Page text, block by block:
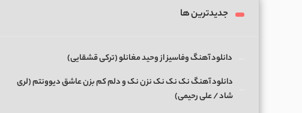
جدیدترین ها
دانلود آهنگ وفاسیز از وحید مغانلو (ترکی قشقایی)
دانلود آهنگ نک نک نک نزن نک و دلم کم بزن عاشق دیوونتم (لری
شاد / علی رحیمی)